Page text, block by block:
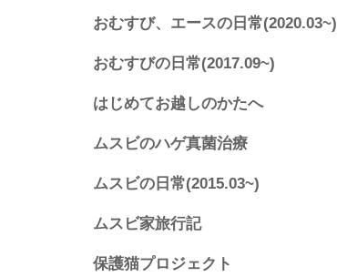
おむすび、エースの日常(2020.03~)
おむすびの日常(2017.09~)
はじめてお越しのかたへ
ムスビのハゲ真菌治療
ムスビの日常(2015.03~)
ムスビ家旅行記
保護猫プロジェクト